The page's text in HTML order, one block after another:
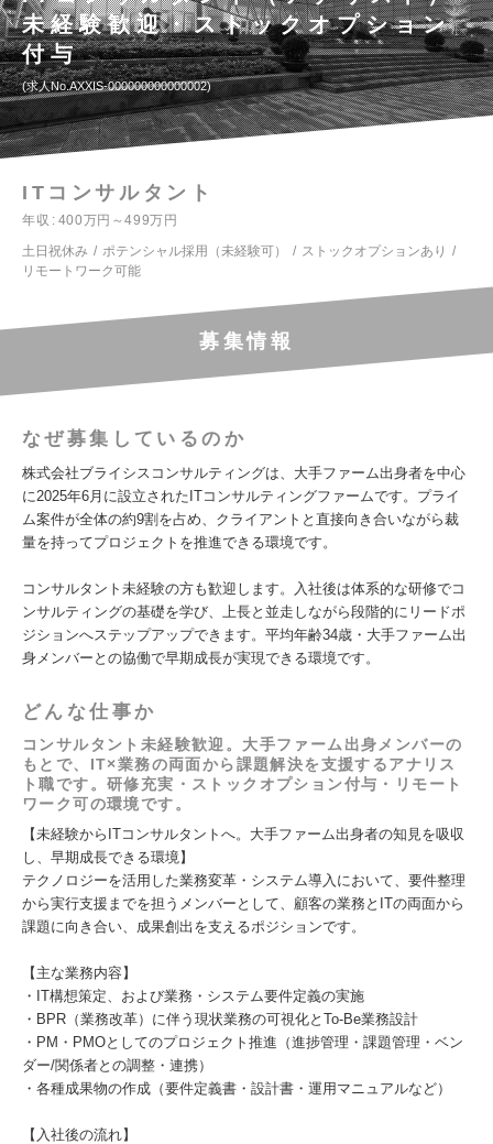
未経験歓迎・ストックオプション
付与
求人No.AXXIS-000000000000002
ITコンサルタント
年収
400万円～499万円
土日祝休み
ポテンシャル採用（未経験可）
ストックオプションあり
リモートワーク可能
募集情報
なぜ募集しているのか
株式会社ブライシスコンサルティングは、大手ファーム出身者を中心
に2025年6月に設立されたITコンサルティングファームです。プライ
ム案件が全体の約9割を占め、クライアントと直接向き合いながら裁
量を持ってプロジェクトを推進できる環境です。
コンサルタント未経験の方も歓迎します。入社後は体系的な研修でコ
ンサルティングの基礎を学び、上長と並走しながら段階的にリードポ
ジションへステップアップできます。平均年齢34歳・大手ファーム出
身メンバーとの協働で早期成長が実現できる環境です。
どんな仕事か
コンサルタント未経験歓迎。大手ファーム出身メンバーの
もとで、IT×業務の両面から課題解決を支援するアナリス
ト職です。研修充実・ストックオプション付与・リモート
ワーク可の環境です。
【未経験からITコンサルタントへ。大手ファーム出身者の知見を吸収
し、早期成長できる環境】
テクノロジーを活用した業務変革・システム導入において、要件整理
から実行支援までを担うメンバーとして、顧客の業務とITの両面から
課題に向き合い、成果創出を支えるポジションです。
【主な業務内容】
・IT構想策定、および業務・システム要件定義の実施
・BPR（業務改革）に伴う現状業務の可視化とTo-Be業務設計
・PM・PMOとしてのプロジェクト推進（進捗管理・課題管理・ベン
ダー/関係者との調整・連携）
・各種成果物の作成（要件定義書・設計書・運用マニュアルなど）
【入社後の流れ】